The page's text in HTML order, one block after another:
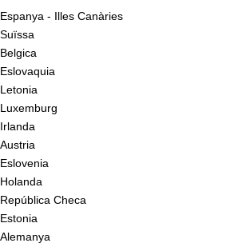
Espanya - Illes Canàries
Suïssa
Belgica
Eslovaquia
Letonia
Luxemburg
Irlanda
Austria
Eslovenia
Holanda
República Checa
Estonia
Alemanya